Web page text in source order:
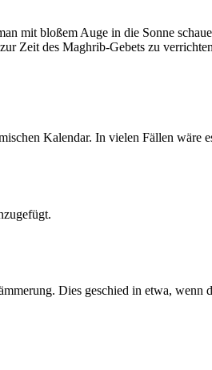
mit bloßem Auge in die Sonne
Zeit des Maghrib-Gebets zu
Kalendar. In vielen Fällen wäre
Dies geschied in etwa,